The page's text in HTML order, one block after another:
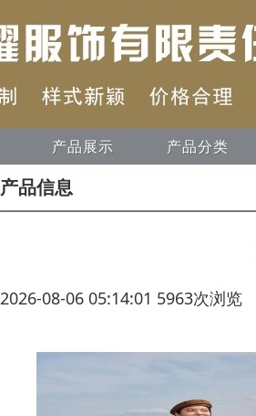
产品展示 产品分类
产品信息
2026-08-06 05:14:01 5963次浏览